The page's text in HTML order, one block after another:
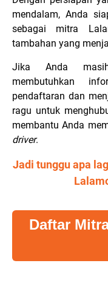
mendalam, Anda
sebagai mitra
tambahan yang
Jika Anda
membutuhkan
pendaftaran dan
ragu untuk
membantu Anda
driver.
Jadi tunggu apa
Daftar